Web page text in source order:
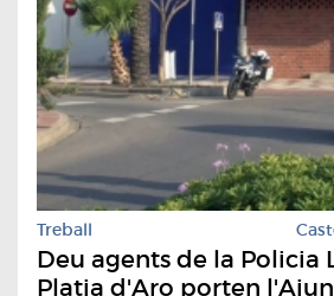
Treball
Deu agents de la Policia
Platja d'Aro porten